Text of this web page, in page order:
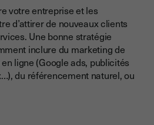
votre entreprise et les
d’attirer de nouveaux clients
Une bonne stratégie
inclure du marketing de
ligne (Google ads, publicités
du référencement naturel, ou